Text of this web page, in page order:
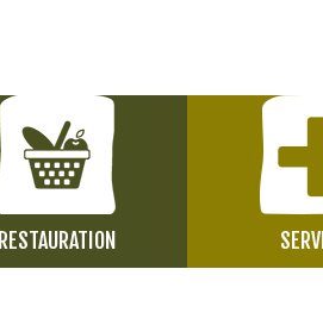
RESTAURATION